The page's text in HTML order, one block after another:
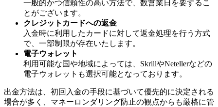
一般的かつ信頼性の高い方法で、数営業日を要するこ
とがございます。
クレジットカードへの返金
入金時に利用したカードに対して返金処理を行う方式
で、一部制限が存在いたします。
電子ウォレット
利用可能な国や地域によっては、SkrillやNetellerなどの
電子ウォレットも選択可能となっております。
出金方法は、初回入金の手段に基づいて優先的に決定される
場合が多く、マネーロンダリング防止の観点からも厳格に管